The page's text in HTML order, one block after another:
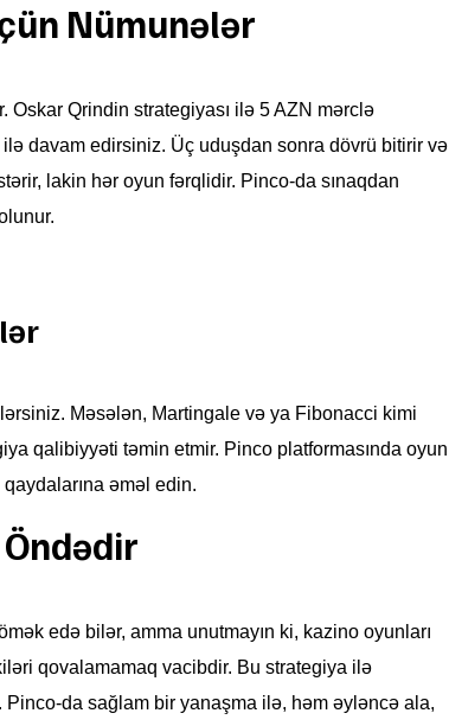
Nümunələr
Oskar Qrindin strategiyası ilə 5 AZN mərclə
ilə davam edirsiniz. Üç uduşdan sonra dövrü bitirir və
lakin hər oyun fərqlidir. Pinco-da sınaqdan
Məsələn, Martingale və ya Fibonacci kimi
qalibiyyəti təmin etmir. Pinco platformasında oyun
əməl edin.
edə bilər, amma unutmayın ki, kazino oyunları
qovalamamaq vacibdir. Bu strategiya ilə
Pinco-da sağlam bir yanaşma ilə, həm əyləncə ala,